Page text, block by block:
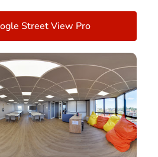
Street View Pro